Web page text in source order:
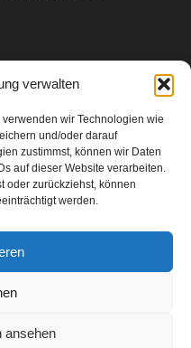
verwalten
wir Technologien wie
und/oder darauf
zustimmst, können wir Daten
auf dieser Website verarbeiten.
oder zurückziehst, können
werden.
ansehen
3003
2067
567